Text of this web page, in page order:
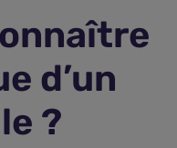
d’un
?